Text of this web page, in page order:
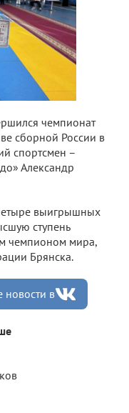
чемпионат
сборной России в
спортсмен –
Александр
выигрышных
ступень
чемпионом мира,
Брянска.
новости в